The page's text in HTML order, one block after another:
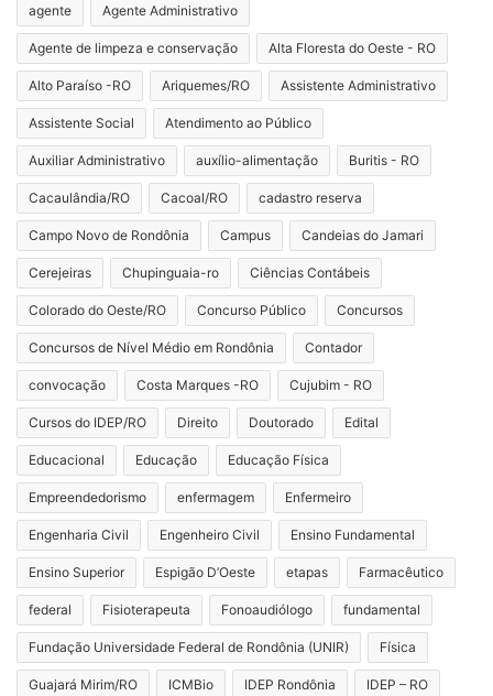
agente Agente Administrativo
Agente de limpeza e conservação Alta Floresta do Oeste - RO
Alto Paraíso -RO Ariquemes/RO Assistente Administrativo
Assistente Social Atendimento ao Público
Auxiliar Administrativo auxílio-alimentação Buritis - RO
Cacaulândia/RO Cacoal/RO cadastro reserva
Campo Novo de Rondônia Campus Candeias do Jamari
Cerejeiras Chupinguaia-ro Ciências Contábeis
Colorado do Oeste/RO Concurso Público Concursos
Concursos de Nível Médio em Rondônia Contador
convocação Costa Marques -RO Cujubim - RO
Cursos do IDEP/RO Direito Doutorado Edital
Educacional Educação Educação Física
Empreendedorismo enfermagem Enfermeiro
Engenharia Civil Engenheiro Civil Ensino Fundamental
Ensino Superior Espigão D’Oeste etapas Farmacêutico
federal Fisioterapeuta Fonoaudiólogo fundamental
Fundação Universidade Federal de Rondônia (UNIR) Física
Guajará Mirim/RO ICMBio IDEP Rondônia IDEP – RO